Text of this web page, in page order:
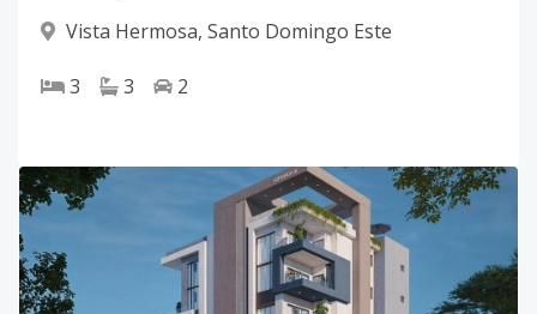
Vista Hermosa, Santo Domingo Este
3 3 2